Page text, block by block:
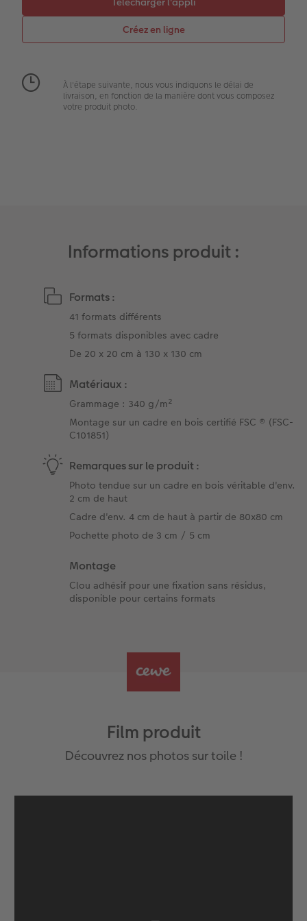
Accessoires
Modes de commande
Créez votre photo d'identité
Accessoires
Magazine CEWE
À l'étape suivante, nous vous indiquons le délai de
livraison, en fonction de la manière dont vous composez
votre produit photo.
Informations produit :
Formats :
41 formats différents
5 formats disponibles avec cadre
De 20 x 20 cm à 130 x 130 cm
Matériaux :
Grammage : 340 g/m²
Montage sur un cadre en bois certifié FSC ® (FSC-
C101851)
Remarques sur le produit :
Photo tendue sur un cadre en bois véritable d'env.
2 cm de haut
Cadre d'env. 4 cm de haut à partir de 80x80 cm
Pochette photo de 3 cm / 5 cm
Montage
Clou adhésif pour une fixation sans résidus,
disponible pour certains formats
Film produit
Découvrez nos photos sur toile !